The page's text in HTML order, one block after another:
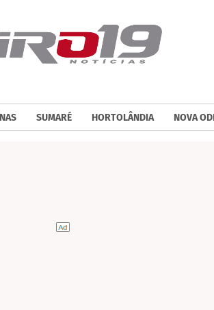
SUMARÉ HORTOLÂNDIA NOVA